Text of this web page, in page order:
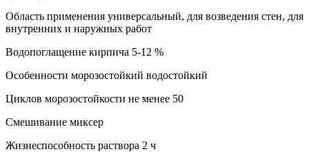
Область применения универсальный, для возведения стен, для
внутренних и наружных работ
Водопоглащение кирпича 5-12 %
Особенности морозостойкий водостойкий
Циклов морозостойкости не менее 50
Смешивание миксер
Жизнеспособность раствора 2 ч